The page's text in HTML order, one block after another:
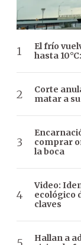
El frío
hasta
Corte
matar a
comprar
la boca
Video:
ecológico
claves
Hallan a